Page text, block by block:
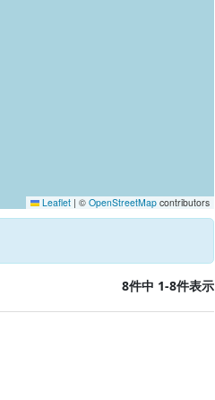
Leaflet | © OpenStreetMap contributors
8件中 1-8件表示